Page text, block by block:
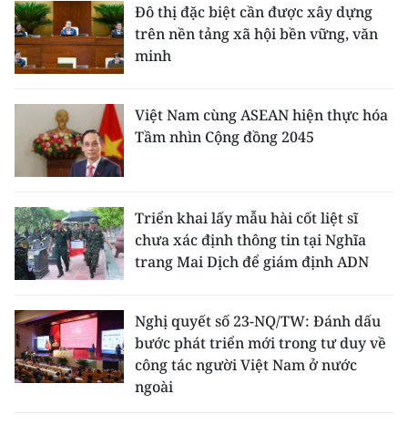
Đô thị đặc biệt cần được xây dựng
trên nền tảng xã hội bền vững, văn
minh
Việt Nam cùng ASEAN hiện thực hóa
Tầm nhìn Cộng đồng 2045
Triển khai lấy mẫu hài cốt liệt sĩ
chưa xác định thông tin tại Nghĩa
trang Mai Dịch để giám định ADN
Nghị quyết số 23-NQ/TW: Đánh dấu
bước phát triển mới trong tư duy về
công tác người Việt Nam ở nước
ngoài